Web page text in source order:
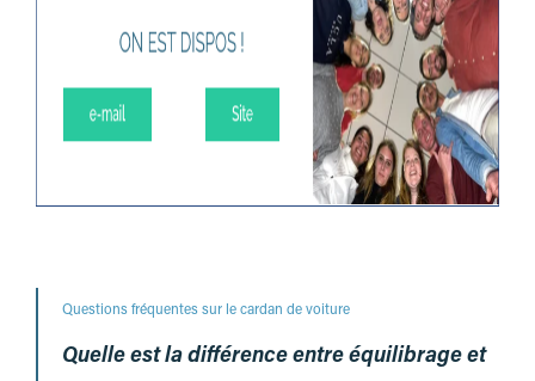
Questions fréquentes sur le cardan de voiture
Quelle est la différence entre équilibrage et